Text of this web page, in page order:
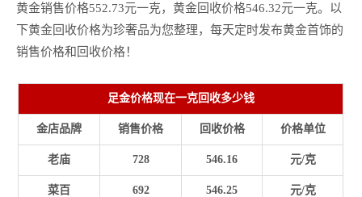
黄金销售价格552.73元一克，黄金回收价格546.32元一克。以
下黄金回收价格为珍奢品为您整理，每天定时发布黄金首饰的
销售价格和回收价格！
足金价格现在一克回收多少钱
金店品牌 销售价格 回收价格 价格单位
老庙 728 546.16 元/克
菜百 692 546.25 元/克